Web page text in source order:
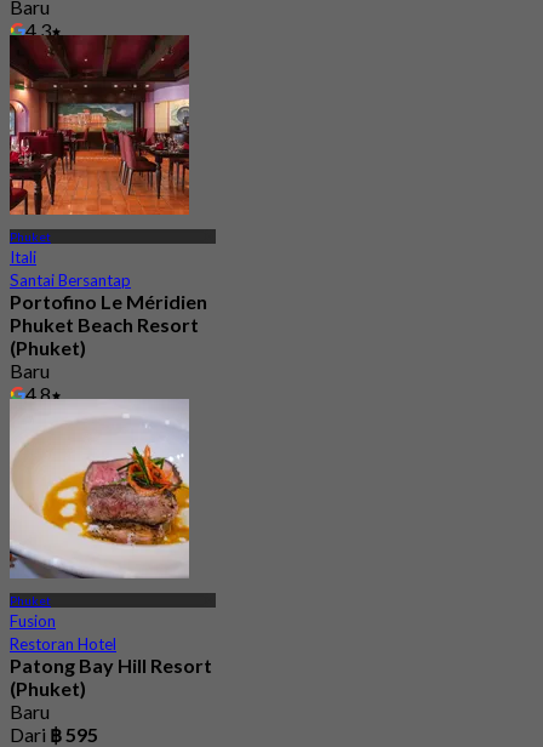
Baru
4.3
Dari฿ 890
Phuket
Itali
Santai Bersantap
Portofino Le Méridien
Phuket Beach Resort
(Phuket)
Baru
4.8
฿ 890
Phuket
Fusion
Restoran Hotel
Patong Bay Hill Resort
(Phuket)
Baru
Dari ฿ 595